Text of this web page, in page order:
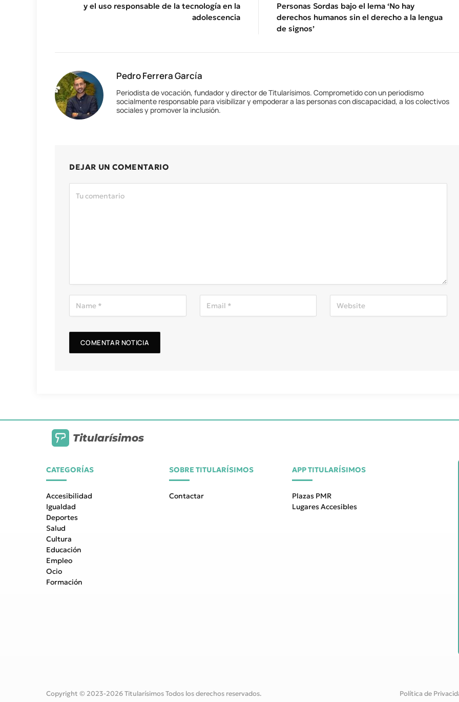
y el uso responsable de la tecnología en la
adolescencia
Personas Sordas bajo el lema ‘No hay
derechos humanos sin el derecho a la lengua
de signos’
Pedro Ferrera García
Periodista de vocación, fundador y director de Titularísimos. Comprometido con un periodismo
socialmente responsable para visibilizar y empoderar a las personas con discapacidad, a los colectivos
sociales y promover la inclusión.
DEJAR UN COMENTARIO
Titularísimos
CATEGORÍAS
Accesibilidad
Igualdad
Deportes
Salud
Cultura
Educación
Empleo
Ocio
Formación
SOBRE TITULARÍSIMOS
Contactar
APP TITULARÍSIMOS
Plazas PMR
Lugares Accesibles
Copyright © 2023-2026 Titularísimos Todos los derechos reservados. Política de